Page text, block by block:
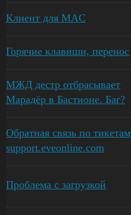
Клиент для MAC
Горячие клавиши, перенос
МЖД дестр отбрасывает
Марадёр в Бастионе. Баг?
Обратная связь по тикетам
support.eveonline.com
Проблема с загрузкой